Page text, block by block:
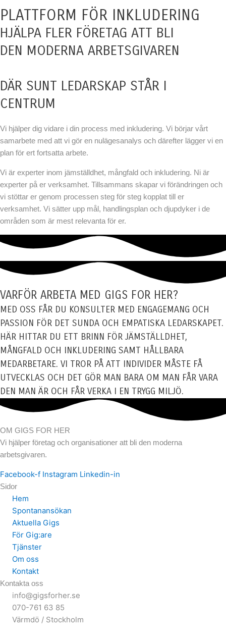
PLATTFORM FÖR INKLUDERING
HJÄLPA FLER FÖRETAG ATT BLI
DEN MODERNA ARBETSGIVAREN
DÄR SUNT LEDARSKAP STÅR I
CENTRUM
Vi hjälper dig vidare i din process med inkludering. Vi börjar vårt
samarbete med att vi gör en nulägesanalys och därefter lägger vi en
plan för ert fortsatta arbete.
Vi är experter inom jämställdhet, mångfald och inkludering. Ni är
experter på er verksamhet. Tillsammans skapar vi förändringen och
vi stöttar er genom processen steg för steg kopplat till er
verksamhet. Vi sätter upp mål, handlingsplan och djupdyker i de
områden som är mest relevanta för er.
VARFÖR ARBETA MED GIGS FOR HER?
MED OSS FÅR DU KONSULTER MED ENGAGEMANG OCH
PASSION FÖR DET SUNDA OCH EMPATISKA LEDARSKAPET.
HÄR HITTAR DU ETT BRINN FÖR JÄMSTÄLLDHET,
MÅNGFALD OCH INKLUDERING SAMT HÅLLBARA
MEDARBETARE. VI TROR PÅ ATT INDIVIDER MÅSTE FÅ
UTVECKLAS OCH DET GÖR MAN BARA OM MAN FÅR VARA
DEN MAN ÄR OCH FÅR VERKA I EN TRYGG MILJÖ.
OM GIGS FOR HER
Vi hjälper företag och organisationer att bli den moderna
arbetsgivaren.
Facebook-f Instagram Linkedin-in
Sidor
Hem
Spontanansökan
Aktuella Gigs
För Gig:are
Tjänster
Om oss
Kontakt
Kontakta oss
info@gigsforher.se
070-761 63 85
Värmdö / Stockholm